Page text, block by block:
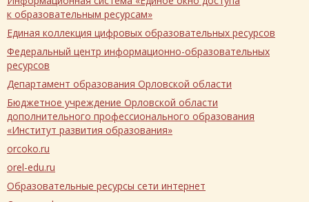
к образовательным ресурсам»
Единая коллекция цифровых образовательных ресурсов
Федеральный центр информационно-образовательных
ресурсов
Департамент образования Орловской области
Бюджетное учреждение Орловской области
дополнительного профессионального образования
«Институт развития образования»
orcoko.ru
orel-edu.ru
Образовательные ресурсы сети интернет